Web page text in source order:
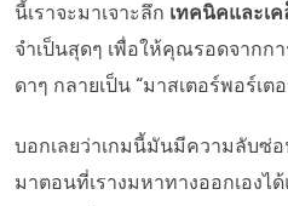
นี้เราจะมาเจาะลึก เทคนิคและเ
จำเป็นสุดๆ เพื่อให้คุณรอดจากก
ดาๆ กลายเป็น “มาสเตอร์พอร์เต
บอกเลยว่าเกมนี้มันมีความลับซ่
มาตอนที่เรางมหาทางออกเอง